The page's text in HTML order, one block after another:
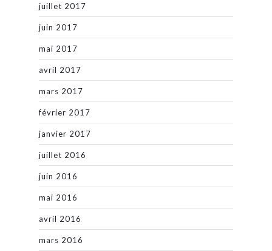
juillet 2017
juin 2017
mai 2017
avril 2017
mars 2017
février 2017
janvier 2017
juillet 2016
juin 2016
mai 2016
avril 2016
mars 2016